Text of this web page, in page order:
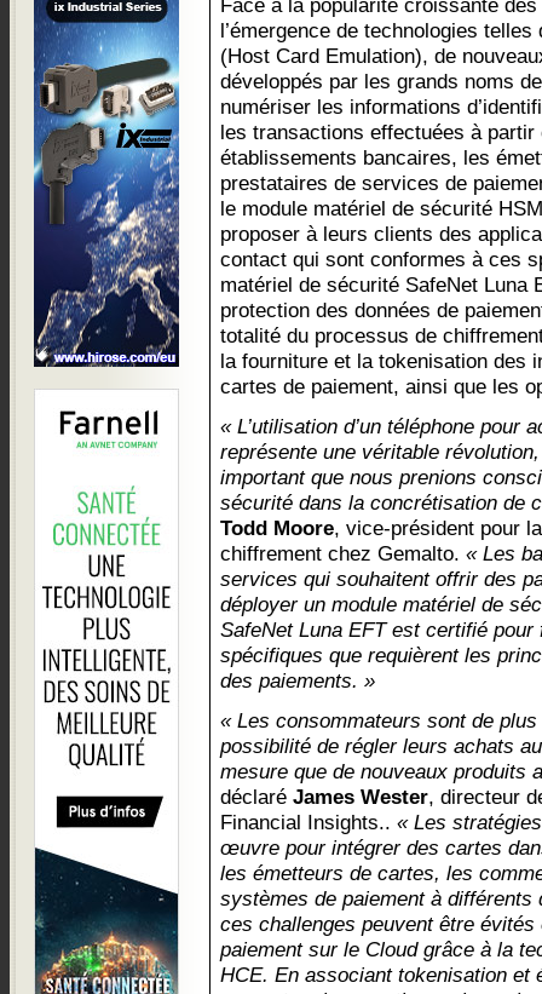
Face à la popularité croissante
l’émergence de technologies
(Host Card Emulation), de
développés par les grands noms
numériser les informations
les transactions effectuées à partir
établissements bancaires, les
prestataires de services de
le module matériel de sécurité
proposer à leurs clients des
contact qui sont conformes à ces
matériel de sécurité SafeNet Luna
protection des données de
totalité du processus de
la fourniture et la tokenisation des
cartes de paiement, ainsi que les
« L’utilisation d’un téléphone pour
représente une véritable
important que nous prenions
sécurité dans la concrétisation de
Todd Moore, vice-président pour
chiffrement chez Gemalto. « Les
services qui souhaitent offrir des
déployer un module matériel de
SafeNet Luna EFT est certifié
spécifiques que requièrent les
des paiements. »
« Les consommateurs sont de
possibilité de régler leurs achats
mesure que de nouveaux produits
déclaré James Wester, directeur
Financial Insights.. « Les
œuvre pour intégrer des cartes
les émetteurs de cartes, les
systèmes de paiement à différents
ces challenges peuvent être
paiement sur le Cloud grâce à la
HCE. En associant tokenisation et